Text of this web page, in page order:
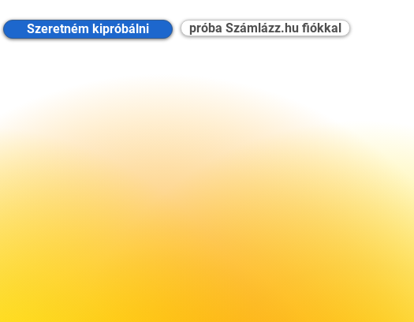
Szeretném kipróbálni próba Számlázz.hu fiókkal